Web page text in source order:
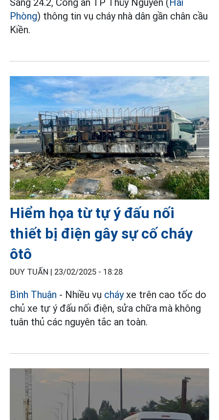
Sáng 24.2, Công an TP Thủy Nguyên ( Hải
Phòng) thông tin vụ cháy nhà dân gần chân cầu
Kiền.
Hiểm họa từ tự ý đấu nối
thiết bị điện gây sự cố cháy
ôtô
DUY TUẤN | 23/02/2025 - 18:28
Bình Thuận - Nhiều vụ cháyxe trên cao tốc do
chủ xe tự ý đấu nối điện, sửa chữa mà không
tuân thủ các nguyên tắc an toàn.